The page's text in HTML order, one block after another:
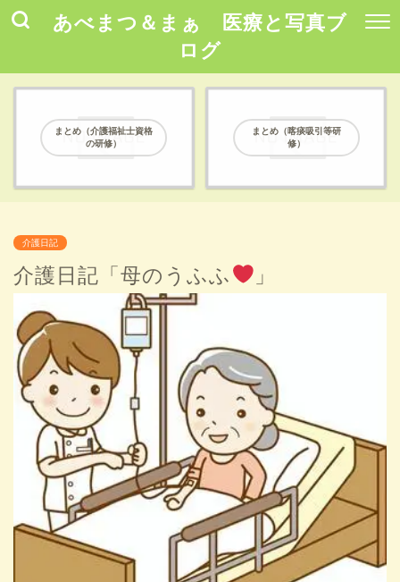
あべまつ＆まぁ 医療と写真ブ
ログ
まとめ（介護福祉士資格
の研修）
まとめ（喀痰吸引等研
修）
介護日記
介護日記「母のうふふ 」